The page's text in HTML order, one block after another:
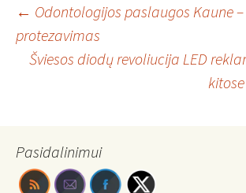
Post
navigation
← Odontologijos paslaugos Kaune
protezavimas
Šviesos diodų revoliucija LED
Pasidalinimui